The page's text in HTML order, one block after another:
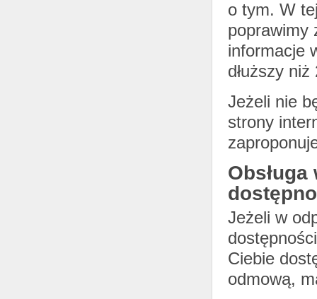
o tym. W
poprawimy
informacje
dłuższy
Jeżeli nie
strony
Jeżeli w
Ciebie
odmową,